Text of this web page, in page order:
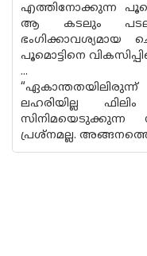
എത്തിനോക്കുന്ന
ആ കടലും പടലും
ഭംഗിക്കാവശ്യമായ
പൂമൊട്ടിനെ
...
ലഹരിയില്ല
പ്രശ്‌നമല്ല.